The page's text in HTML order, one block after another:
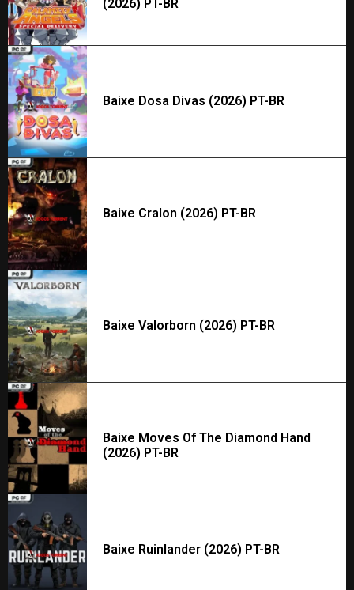
(2026) PT-BR
Baixe Dosa Divas (2026) PT-BR
Baixe Cralon (2026) PT-BR
Baixe Valorborn (2026) PT-BR
Baixe Moves Of The Diamond Hand
(2026) PT-BR
Baixe Ruinlander (2026) PT-BR